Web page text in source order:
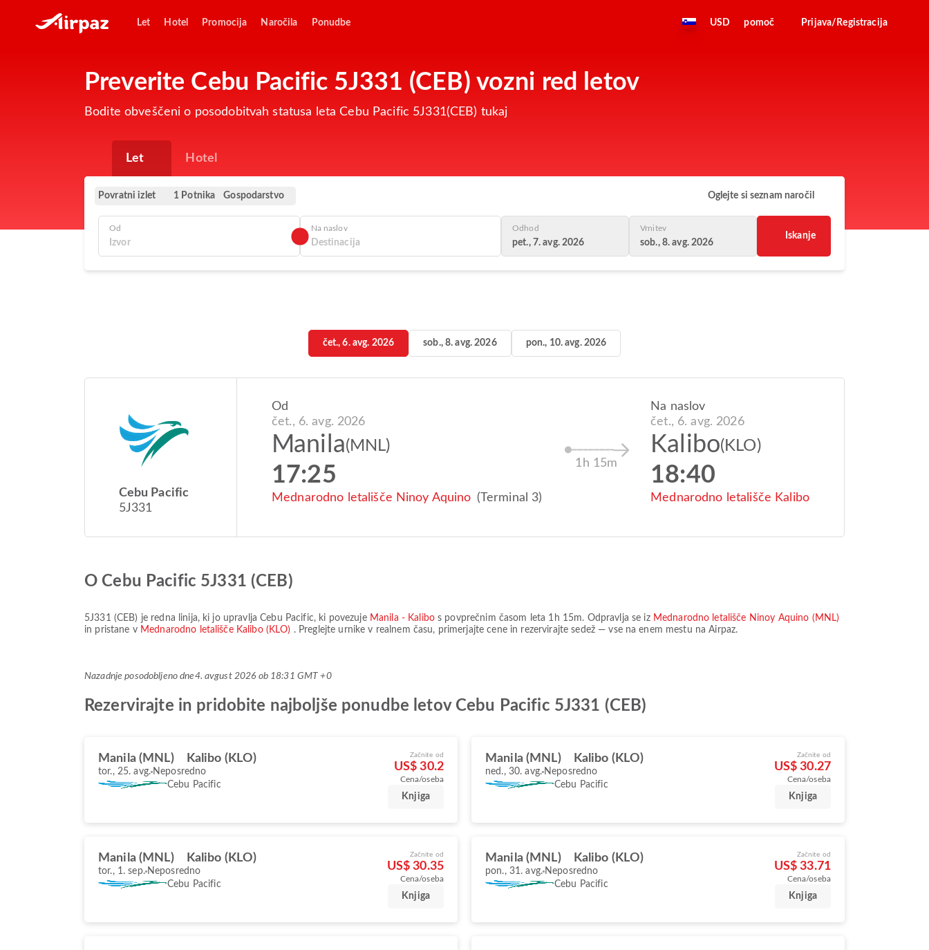
Let Hotel Promocija Naročila Ponudbe USD pomoč Prijava/Registracija
Preverite Cebu Pacific 5J331 (CEB) vozni red letov
Bodite obveščeni o posodobitvah statusa leta Cebu Pacific 5J331(CEB) tukaj
Let Hotel
Povratni izlet 1 Potnika Gospodarstvo Oglejte si seznam naročil
Od Na naslov Odhod
pet., 7. avg. 2026
Vrnitev
sob., 8. avg. 2026
Iskanje
čet., 6. avg. 2026 sob., 8. avg. 2026 pon., 10. avg. 2026
Cebu Pacific
5J331
Od
čet., 6. avg. 2026
Manila(MNL)
17:25
Mednarodno letališče Ninoy Aquino (Terminal 3)
1h 15m
Na naslov
čet., 6. avg. 2026
Kalibo(KLO)
18:40
Mednarodno letališče Kalibo
O Cebu Pacific 5J331 (CEB)
5J331 (CEB) je redna linija, ki jo upravljaCebu Pacific, ki povezuje Manila - Kalibos povprečnim časom leta 1h 15m. Odpravlja se iz Mednarodno letališče Ninoy Aquino (MNL)
in pristane v Mednarodno letališče Kalibo (KLO) . Preglejte urnike v realnem času, primerjajte cene in rezervirajte sedež — vse na enem mestu na Airpaz.
Nazadnje posodobljeno dne4. avgust 2026 ob 18:31 GMT +0
Rezervirajte in pridobite najboljše ponudbe letov Cebu Pacific 5J331 (CEB)
Manila (MNL) Kalibo (KLO)
tor., 25. avg. Neposredno
Cebu Pacific
Začnite od
US$ 30.2
Cena/oseba
Knjiga
Manila (MNL) Kalibo (KLO)
ned., 30. avg. Neposredno
Cebu Pacific
Začnite od
US$ 30.27
Cena/oseba
Knjiga
Manila (MNL) Kalibo (KLO)
tor., 1. sep. Neposredno
Cebu Pacific
Začnite od
US$ 30.35
Cena/oseba
Knjiga
Manila (MNL) Kalibo (KLO)
pon., 31. avg. Neposredno
Cebu Pacific
Začnite od
US$ 33.71
Cena/oseba
Knjiga